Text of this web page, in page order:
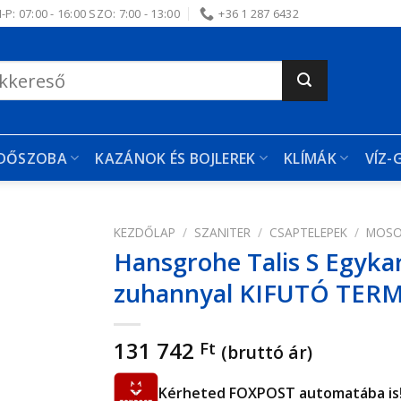
P: 07:00 - 16:00 SZO: 7:00 - 13:00 +36 1 287 6432
KAZÁNOK ÉS BOJLEREK KLÍMÁK VÍZ-
KEZDŐLAP / SZANITER / CSAPTELEPEK /
Hansgrohe Talis S
zuhannyal KIFUTÓ
131 742 Ft (bruttó ár)
Kérheted FOXPOST automatába